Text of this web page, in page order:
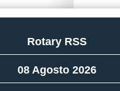
Rotary RSS
08 Agosto 2026